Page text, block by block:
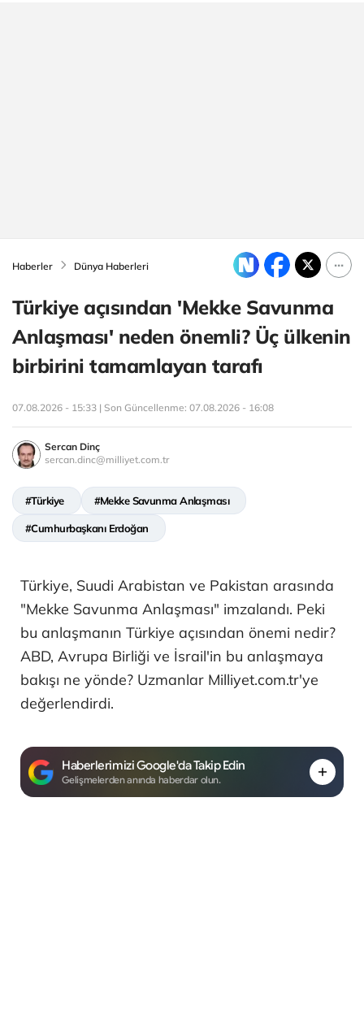
Haberler Dünya Haberleri
Türkiye açısından 'Mekke Savunma
Anlaşması' neden önemli? Üç ülkenin
birbirini tamamlayan tarafı
07.08.2026 - 15:33 | Son Güncellenme: 07.08.2026 - 16:08
Sercan Dinç
sercan.dinc@milliyet.com.tr
#Türkiye #Mekke Savunma Anlaşması
#Cumhurbaşkanı Erdoğan
Türkiye, Suudi Arabistan ve Pakistan arasında
"Mekke Savunma Anlaşması" imzalandı. Peki
bu anlaşmanın Türkiye açısından önemi nedir?
ABD, Avrupa Birliği ve İsrail'in bu anlaşmaya
bakışı ne yönde? Uzmanlar Milliyet.com.tr'ye
değerlendirdi.
Haberlerimizi Google'da Takip Edin
Gelişmelerden anında haberdar olun.